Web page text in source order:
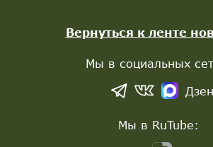
Вернуться к ленте
Мы в социальных
Дзен
Мы в RuTube: